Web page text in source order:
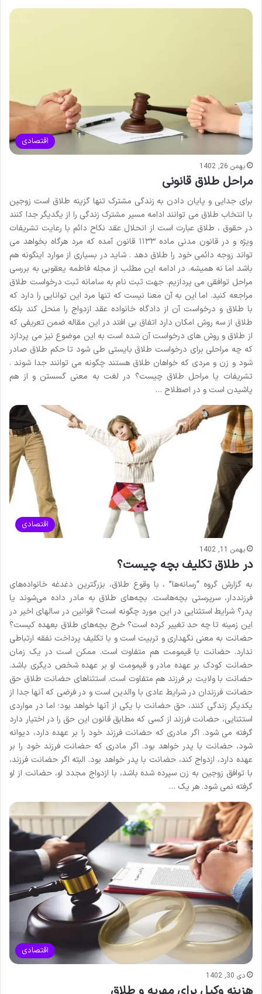
اقتصادی
بهمن 26, 1402
مراحل طلاق قانونی
برای جدایی و پایان دادن به زندگی مشترک تنها گزینه طلاق است زوجین
با انتخاب طلاق می توانند ادامه مسیر مشترک زندگی را از یگدیگر جدا کنند
در حقوق ، طلاق عبارت است از انحلال عقد نکاح دائم با رعایت تشریفات
ویژه و در قانون مدنی ماده ۱۱۳۳ قانون آمده که مرد هرگاه بخواهد می
تواند زوجه دائمی خود را طلاق دهد . شاید در بسیاری از موارد اینگونه هم
باشد اما نه همیشه. در ادامه این مطلب از مجله فاطمه یعقوبی به بررسی
مراحل توافقی می پردازیم. جهت ثبت نام به سامانه ثبت درخواست طلاق
مراجعه کنید. اما این به آن معنا نیست که تنها مرد این توانایی را دارد که
با طلاق و درخواست آن از دادگاه خانواده عقد ازدواج را منحل کند بلکه
طلاق از سه روش امکان دارد اتفاق بی افتد در این مقاله ضمن تعریفی که
از طلاق و روش های درخواست آن شده است به این موضوع نیز می پردازد
که چه مراحلی برای درخواست طلاق بایستی طی شود تا حکم طلاق صادر
شود و زن و مردی که خواهان طلاق هستند چگونه می توانند جدا شوند .
تشریفات یا مراحل طلاق چیست؟ در لغت به معنی گسستن و از هم
پاشیدن است و در اصطلاح …
اقتصادی
بهمن 11, 1402
در طلاق تکلیف بچه چیست؟
به گزارش گروه “رسانه‌ها” ، با وقوع طلاق، بزرگترین دغدغه خانواده‌های
فرزنددار، سرپرستی بچه‌هاست. بچه‌های طلاق به مادر داده می‌شوند یا
پدر؟ شرایط استثنایی در این مورد چگونه است؟ قوانین در سالهای اخیر در
این زمینه تا چه حد تغییر کرده است؟ خرج بچه‌های طلاق بعهده کیست؟
حضانت به معنی نگهداری و تربیت است و با تکلیف پرداخت نفقه ارتباطی
ندارد. حضانت با قیمومت هم متفاوت است. ممکن است در یک زمان
حضانت کودک بر عهده مادر و قیمومت او بر عهده شخص دیگری باشد.
حضانت با ولایت بر فرزند هم متفاوت است. استثناهای حضانت طلاق حق
حضانت فرزندان در شرایط عادی با والدین است و در فرضی که آنها جدا از
یکدیگر زندگی کنند، حق حضانت با یکی از آنها خواهد بود؛ اما در مواردی
استثنایی، حضانت فرزند از کسی که مطابق قانون این حق را در اختیار دارد
گرفته می شود. اگر مادری که حضانت فرزند خود را بر عهده دارد، دیوانه
شود، حضانت با پدر خواهد بود. اگر مادری که حضانت فرزند خود را بر
عهده دارد، ازدواج کند، حضانت با پدر خواهد بود. البته اگر حضانت فرزند،
با توافق زوجین به زن سپرده شده باشد، با ازدواج مجدد او، حضانت از او
گرفته نمی شود. هر یک …
اقتصادی
دی 30, 1402